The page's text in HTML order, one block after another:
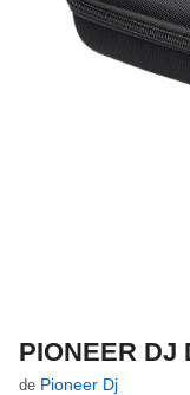
PIONEER DJ
de Pioneer Dj